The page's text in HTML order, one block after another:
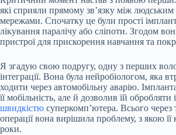
які сприяли прямому зв’язку між
мережами. Спочатку це були прості
лікування паралічу або сліпоти. Згодом
пристрої для прискорення навчання та
Я згадую свою подругу, одну з перших
інтеграції. Вона була нейробіологом, яка
ходити через автомобільну аварію.
її мобільність, але й дозволив їй
швидкістю суперкомп’ютера. Всього через
операції вона вирішила проблему, з якою
роки.